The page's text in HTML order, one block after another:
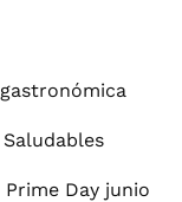
Day junio